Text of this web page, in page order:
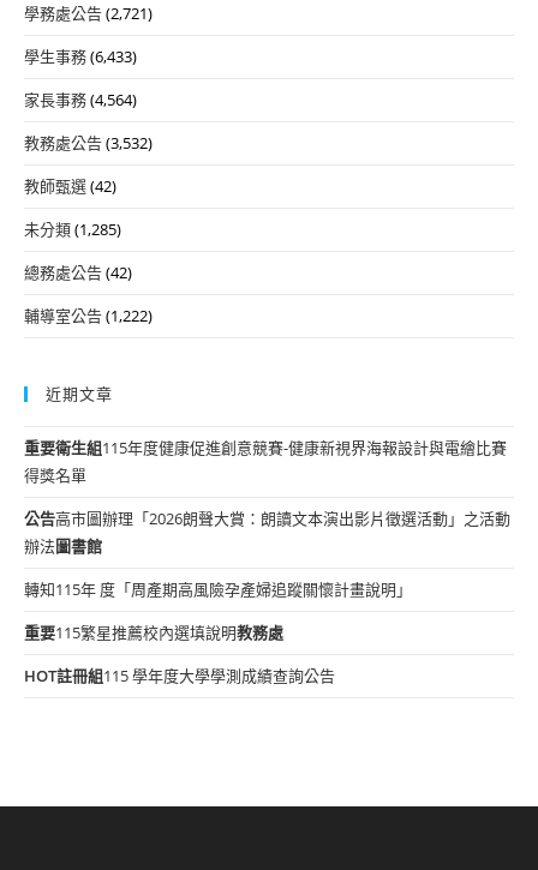
學務處公告(2,721)
學生事務(6,433)
家長事務(4,564)
教務處公告(3,532)
教師甄選(42)
未分類(1,285)
總務處公告(42)
輔導室公告(1,222)
近期文章
重要衛生組115年度健康促進創意競賽-健康新視界海報設計與電繪比賽
得獎名單
公告高市圖辦理「2026朗聲大賞：朗讀文本演出影片徵選活動」之活動
辦法圖書館
轉知115年 度「周產期高風險孕產婦追蹤關懷計畫說明」
重要115繁星推薦校內選填說明教務處
HOT註冊組115 學年度大學學測成績查詢公告